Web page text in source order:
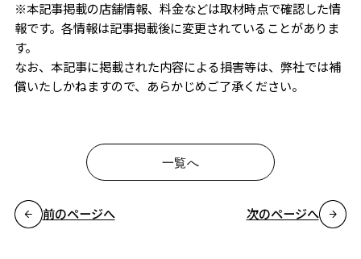
※本記事掲載の店舗情報、料金などは取材時点で確認した情
報です。各情報は記事掲載後に変更されていることがありま
す。
なお、本記事に掲載された内容による損害等は、弊社では補
償いたしかねますので、あらかじめご了承ください。
前のページへ
一覧へ
次のページへ